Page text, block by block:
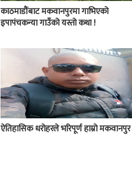
काठमाडौंबाट मकवानपुरमा गाभिएको
इपापंचकन्या गाउँको यस्तो कथा !
ऐतिहासिक धरोहरले भरिपूर्ण हाम्रो मकवानपुर